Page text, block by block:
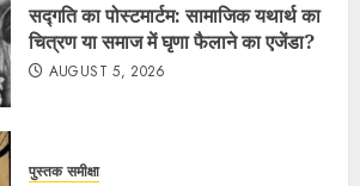
सद्गति का पोस्टमार्टम: सामाजिक यथार्थ का
चित्रण या समाज में घृणा फैलाने का एजेंडा?
AUGUST 5, 2026
पुस्तक समीक्षा